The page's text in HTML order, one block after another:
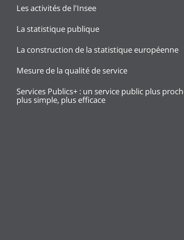
Les activités de l'Insee
La statistique publique
La construction de la statistique européenne
Mesure de la qualité de service
Services Publics+ : un service public plus
plus simple, plus efficace